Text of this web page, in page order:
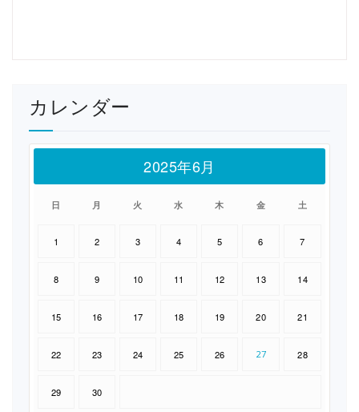
カレンダー
2025年6月
日 月 火 水 木 金 土
1 2 3 4 5 6 7
8 9 10 11 12 13 14
15 16 17 18 19 20 21
22 23 24 25 26 27 28
29 30